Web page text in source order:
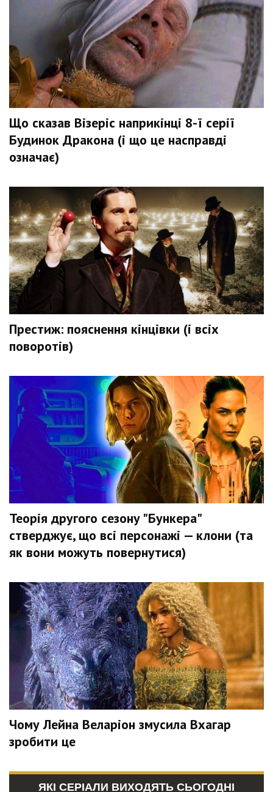
Що сказав Візеріс наприкінці 8-ї серії
Будинок Дракона (і що це насправді
означає)
Престиж: пояснення кінцівки (і всіх
поворотів)
Теорія другого сезону "Бункера"
стверджує, що всі персонажі — клони (та
як вони можуть повернутися)
Чому Лейна Веларіон змусила Вхагар
зробити це
ЯКІ СЕРІАЛИ ВИХОДЯТЬ СЬОГОДНІ